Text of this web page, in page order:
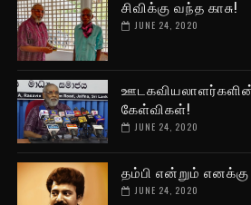
சிவிக்கு வந்த காசு!
JUNE 24, 2020
கேள்விகள்!
JUNE 24, 2020
தம்பி என்றும் எனக்கு
JUNE 24, 2020